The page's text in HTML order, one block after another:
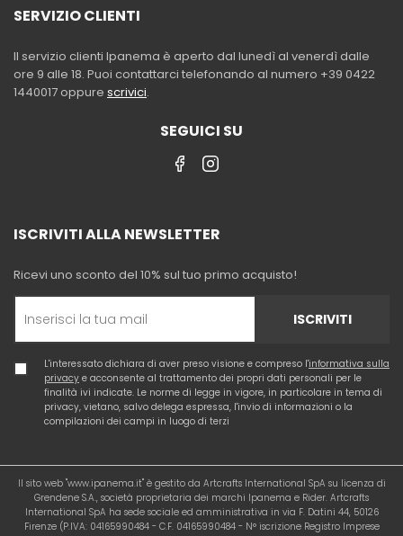
SERVIZIO CLIENTI
Il servizio clienti Ipanema è aperto dal lunedì al venerdì dalle
ore 9 alle 18. Puoi contattarci telefonando al numero +39 0422
1440017 oppure scrivici.
SEGUICI SU
ISCRIVITI ALLA NEWSLETTER
Ricevi uno sconto del 10% sul tuo primo acquisto!
ISCRIVITI
L'interessato dichiara di aver preso visione e compreso l'informativa sulla
privacy e acconsente al trattamento dei propri dati personali per le
finalità ivi indicate. Le norme di legge in vigore, in particolare in tema di
privacy, vietano, salvo delega espressa, l'invio di informazioni o la
compilazioni dei campi in luogo di terzi
Il sito web "www.ipanema.it" è gestito da Artcrafts International SpA su licenza di
Grendene S.A., società proprietaria dei marchi Ipanema e Rider. Artcrafts
International SpA ha sede sociale ed amministrativa in via F. Datini 44, 50126
Firenze (P.IVA: 04165990484 - C.F. 04165990484 - N° iscrizione Registro Imprese